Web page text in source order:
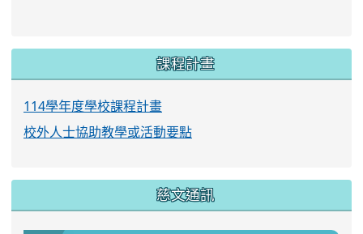
課程計畫
114學年度學校課程計畫
校外人士協助教學或活動要點
慈文通訊